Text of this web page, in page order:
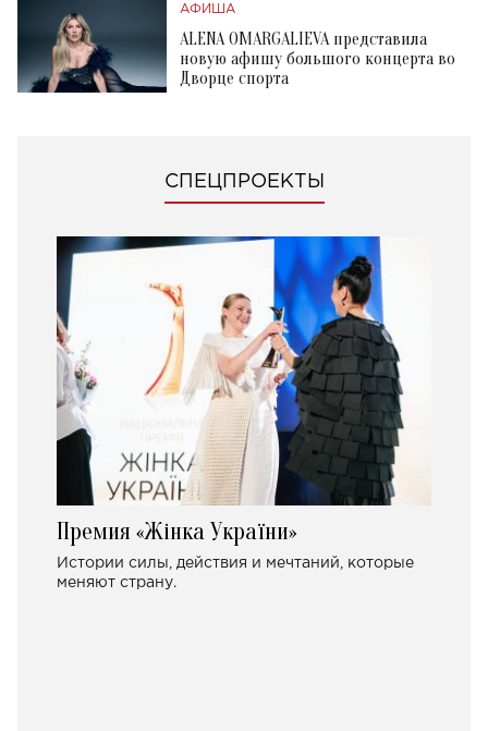
АФИША
ALENA OMARGALIEVA представила
новую афишу большого концерта во
Дворце спорта
СПЕЦПРОЕКТЫ
Премия «Жінка України»
Истории силы, действия и мечтаний, которые
меняют страну.